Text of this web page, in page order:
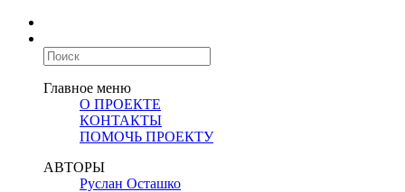
Главное меню
О ПРОЕКТЕ
КОНТАКТЫ
ПОМОЧЬ ПРОЕКТУ
АВТОРЫ
Руслан Осташко